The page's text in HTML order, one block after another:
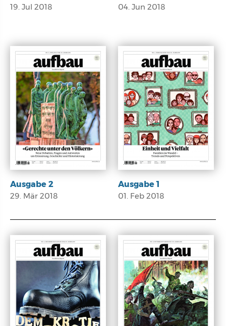
19. Jul 2018 04. Jun 2018
Ausgabe 2
29. Mär 2018
Ausgabe 1
01. Feb 2018